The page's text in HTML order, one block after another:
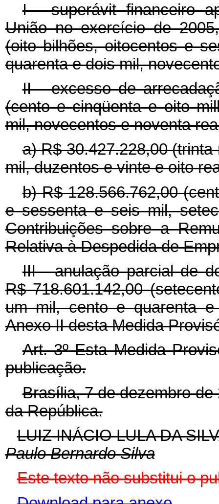
I - superávit financeiro
União no exercício de
(oito bilhões, oitocentos e
quarenta e dois mil,
II - excesso de
(cento e cinqüenta e oito
mil, novecentos e noventa
a) R$ 30.427.228,00
mil, duzentos e vinte e oito
b) R$ 128.566.762,00
e sessenta e seis mil,
Contribuições sobre a
Relativa à Despedida de
III - anulação parcial de
R$ 718.601.142,00
um mil, cento e quarenta
Anexo II desta Medida
Art. 3º Esta Medida
publicação.
Brasília, 7 de dezembro de
da República.
LUIZ INÁCIO LULA DA
Paulo Bernardo Silva
Este texto não substitui o